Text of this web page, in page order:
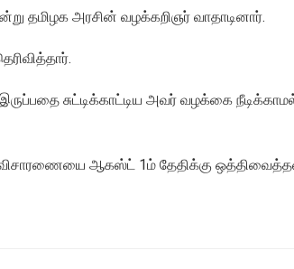
தமிழக அரசின் வழக்கறிஞர் வாதாடினார்.
சுட்டிக்காட்டிய அவர் வழக்கை
ஆகஸ்ட் 1ம் தேதிக்கு